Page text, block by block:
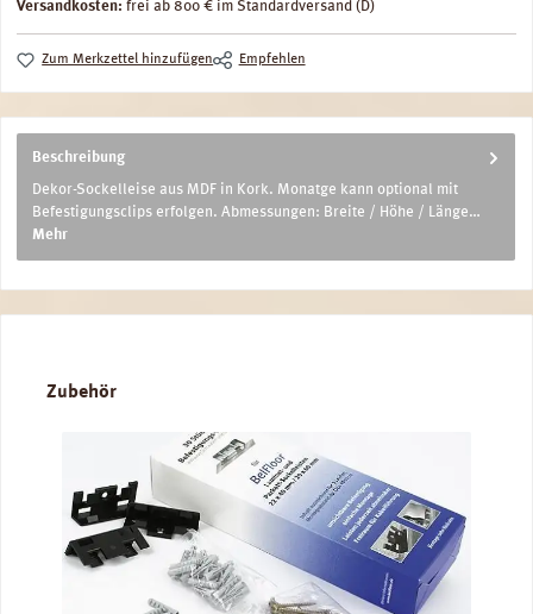
Versandkosten: frei ab 800 € im Standardversand (D)
Zum Merkzettel hinzufügen Empfehlen
Beschreibung
Dekor-Sockelleise aus MDF in Kork. Monatge kann optional mit
Befestigungsclips erfolgen. Abmessungen: Breite / Höhe / Länge…
Mehr
Produktgalerie überspringen
Zubehör